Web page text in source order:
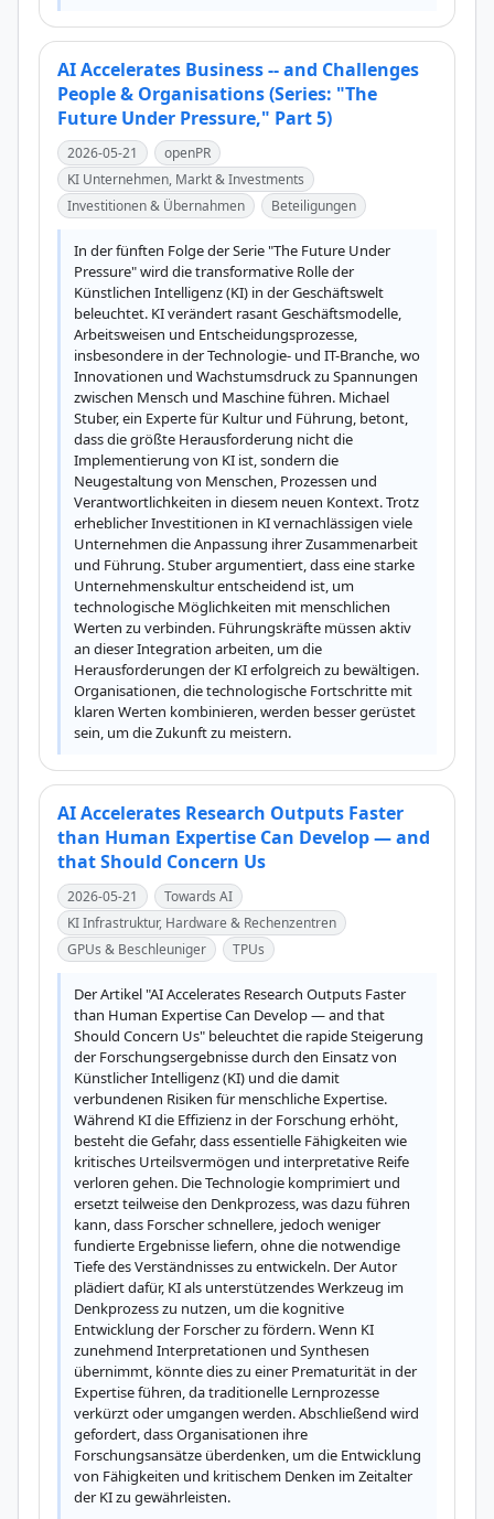
AI Accelerates Business -- and Challenges
People & Organisations (Series: "The
Future Under Pressure," Part 5)
2026-05-21
openPR
KI Unternehmen, Markt & Investments
Investitionen & Übernahmen
Beteiligungen
In der fünften Folge der Serie "The Future Under
Pressure" wird die transformative Rolle der
Künstlichen Intelligenz (KI) in der Geschäftswelt
beleuchtet. KI verändert rasant Geschäftsmodelle,
Arbeitsweisen und Entscheidungsprozesse,
insbesondere in der Technologie- und IT-Branche, wo
Innovationen und Wachstumsdruck zu Spannungen
zwischen Mensch und Maschine führen. Michael
Stuber, ein Experte für Kultur und Führung, betont,
dass die größte Herausforderung nicht die
Implementierung von KI ist, sondern die
Neugestaltung von Menschen, Prozessen und
Verantwortlichkeiten in diesem neuen Kontext. Trotz
erheblicher Investitionen in KI vernachlässigen viele
Unternehmen die Anpassung ihrer Zusammenarbeit
und Führung. Stuber argumentiert, dass eine starke
Unternehmenskultur entscheidend ist, um
technologische Möglichkeiten mit menschlichen
Werten zu verbinden. Führungskräfte müssen aktiv
an dieser Integration arbeiten, um die
Herausforderungen der KI erfolgreich zu bewältigen.
Organisationen, die technologische Fortschritte mit
klaren Werten kombinieren, werden besser gerüstet
sein, um die Zukunft zu meistern.
AI Accelerates Research Outputs Faster
than Human Expertise Can Develop — and
that Should Concern Us
2026-05-21
Towards AI
KI Infrastruktur, Hardware & Rechenzentren
GPUs & Beschleuniger
TPUs
Der Artikel "AI Accelerates Research Outputs Faster
than Human Expertise Can Develop — and that
Should Concern Us" beleuchtet die rapide Steigerung
der Forschungsergebnisse durch den Einsatz von
Künstlicher Intelligenz (KI) und die damit
verbundenen Risiken für menschliche Expertise.
Während KI die Effizienz in der Forschung erhöht,
besteht die Gefahr, dass essentielle Fähigkeiten wie
kritisches Urteilsvermögen und interpretative Reife
verloren gehen. Die Technologie komprimiert und
ersetzt teilweise den Denkprozess, was dazu führen
kann, dass Forscher schnellere, jedoch weniger
fundierte Ergebnisse liefern, ohne die notwendige
Tiefe des Verständnisses zu entwickeln. Der Autor
plädiert dafür, KI als unterstützendes Werkzeug im
Denkprozess zu nutzen, um die kognitive
Entwicklung der Forscher zu fördern. Wenn KI
zunehmend Interpretationen und Synthesen
übernimmt, könnte dies zu einer Prematurität in der
Expertise führen, da traditionelle Lernprozesse
verkürzt oder umgangen werden. Abschließend wird
gefordert, dass Organisationen ihre
Forschungsansätze überdenken, um die Entwicklung
von Fähigkeiten und kritischem Denken im Zeitalter
der KI zu gewährleisten.